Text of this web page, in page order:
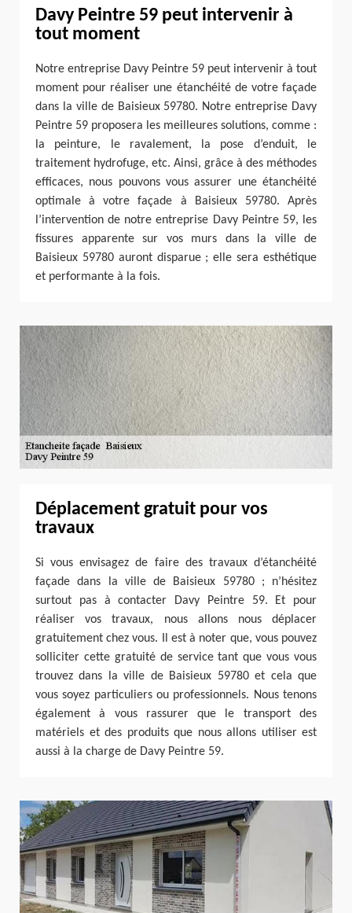
Davy Peintre 59 peut intervenir à
tout moment
Notre entreprise Davy Peintre 59 peut intervenir à tout
moment pour réaliser une étanchéité de votre façade
dans la ville de Baisieux 59780. Notre entreprise Davy
Peintre 59 proposera les meilleures solutions, comme :
la peinture, le ravalement, la pose d’enduit, le
traitement hydrofuge, etc. Ainsi, grâce à des méthodes
efficaces, nous pouvons vous assurer une étanchéité
optimale à votre façade à Baisieux 59780. Après
l’intervention de notre entreprise Davy Peintre 59, les
fissures apparente sur vos murs dans la ville de
Baisieux 59780 auront disparue ; elle sera esthétique
et performante à la fois.
Déplacement gratuit pour vos
travaux
Si vous envisagez de faire des travaux d’étanchéité
façade dans la ville de Baisieux 59780 ; n’hésitez
surtout pas à contacter Davy Peintre 59. Et pour
réaliser vos travaux, nous allons nous déplacer
gratuitement chez vous. Il est à noter que, vous pouvez
solliciter cette gratuité de service tant que vous vous
trouvez dans la ville de Baisieux 59780 et cela que
vous soyez particuliers ou professionnels. Nous tenons
également à vous rassurer que le transport des
matériels et des produits que nous allons utiliser est
aussi à la charge de Davy Peintre 59.